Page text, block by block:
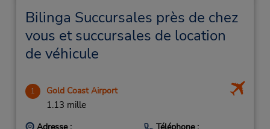
Bilinga Succursales près de chez
vous et succursales de location
de véhicule
1 Gold Coast Airport
1.13 mille